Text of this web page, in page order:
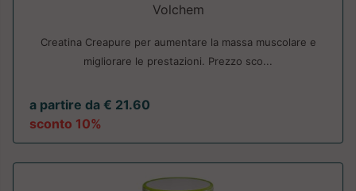
Volchem
Creatina Creapure per aumentare la massa muscolare e
migliorare le prestazioni. Prezzo sco...
a partire da € 21.60
sconto 10%